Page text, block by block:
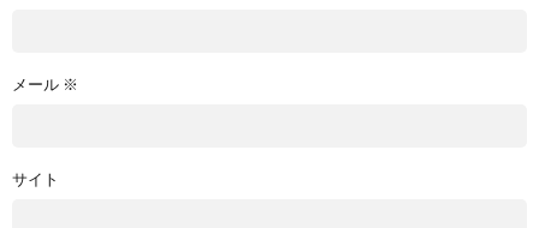
メール ※
サイト